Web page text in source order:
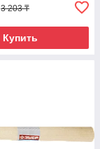
3 203 ₸
Купить